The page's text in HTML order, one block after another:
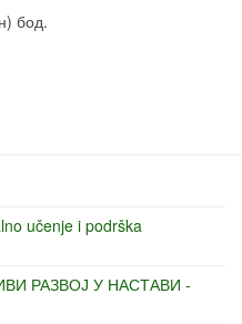
бод.
učenje i podrška
РАЗВОЈ У НАСТАВИ -